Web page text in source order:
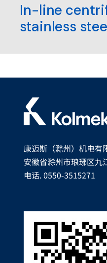
In-line
stainless
康迈斯（滁州）机电有
安徽省滁州市琅琊区九
电话. 0550-3515271